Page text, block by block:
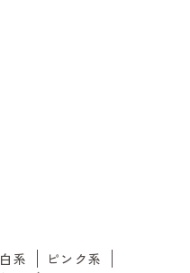
白系
ピンク系